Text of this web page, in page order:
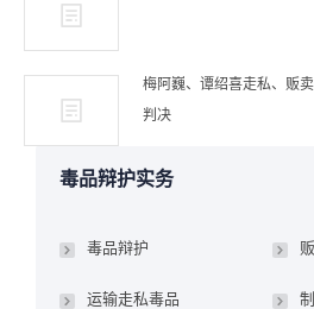
梅阿巍、谭绍喜走私、贩
判决
毒品辩护实务
毒品辩护
运输走私毒品